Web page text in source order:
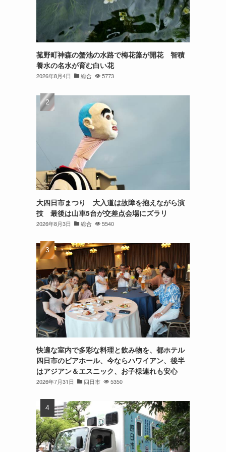
菰野町神森の蟹池の水路で梅花藻が開花 智積
養水の名水が育む白い花
2026年8月4日 総合 5773
大四日市まつり 大入道は故障を抱えながら演
技 最後は山車5台が交差点会場にズラリ
2026年8月3日 総合 5540
快適な室内で多彩な料理と飲み物を、都ホテル
四日市のビアホール、今ならハワイアン、後半
はアジアン＆エスニック、お子様連れも安心
2026年7月31日 四日市 5350